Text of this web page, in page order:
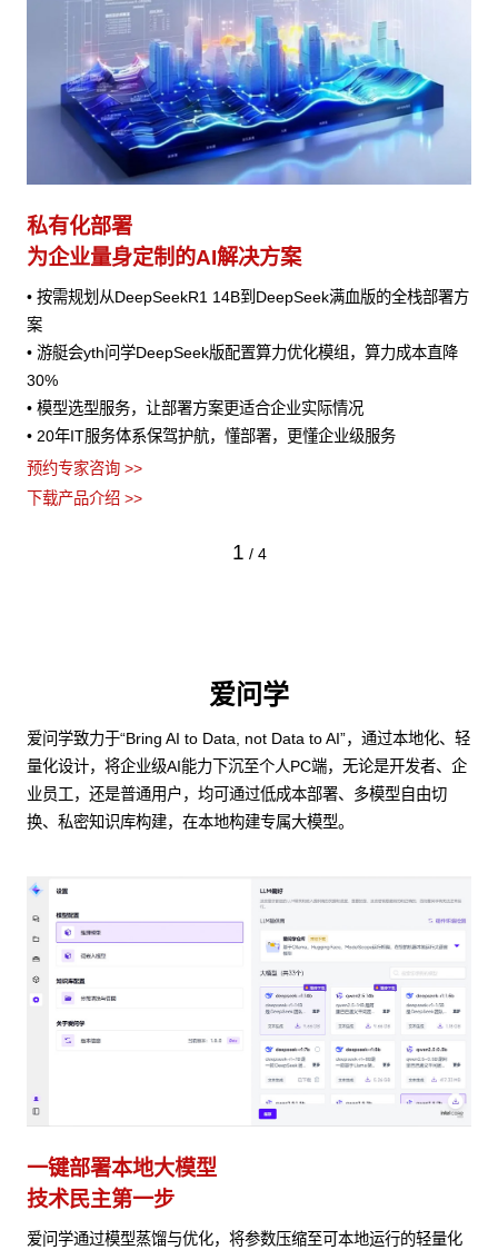
私有化部署
为企业量身定制的AI解决方案
• 按需规划从DeepSeekR1 14B到DeepSeek满血版的全栈部署方
案
• 游艇会yth问学DeepSeek版配置算力优化模组，算力成本直降
30%
• 模型选型服务，让部署方案更适合企业实际情况
• 20年IT服务体系保驾护航，懂部署，更懂企业级服务
预约专家咨询 >>
下载产品介绍 >>
1 / 4
爱问学
爱问学致力于“Bring AI to Data, not Data to AI”，通过本地化、轻
量化设计，将企业级AI能力下沉至个人PC端，无论是开发者、企
业员工，还是普通用户，均可通过低成本部署、多模型自由切
换、私密知识库构建，在本地构建专属大模型。
一键部署本地大模型
技术民主第一步
爱问学通过模型蒸馏与优化，将参数压缩至可本地运行的轻量化